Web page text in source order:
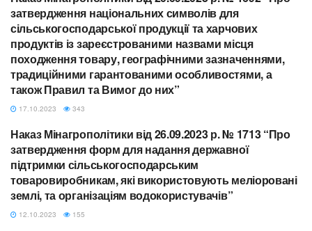
МІНАГРОПОЛІТИКИ
затвердження національних символів для
сільськогосподарської продукції та харчових
продуктів із зареєстрованими назвами місця
походження товару, географічними зазначеннями,
традиційними гарантованими особливостями, а
також Правил та Вимог до них”
17.10.2023 343
МІНАГРОПОЛІТИКИ
Наказ Мінагрополітики від 26.09.2023 р. № 1713 “Про
затвердження форм для надання державної
підтримки сільськогосподарським
товаровиробникам, які використовують меліоровані
землі, та організаціям водокористувачів”
12.10.2023 155